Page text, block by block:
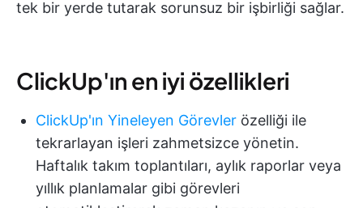
tek bir yerde tutarak sorunsuz bir işbirliği sağlar.
ClickUp'ın en iyi özellikleri
ClickUp'ın Yineleyen Görevler özelliği ile
tekrarlayan işleri zahmetsizce yönetin.
Haftalık takım toplantıları, aylık raporlar veya
yıllık planlamalar gibi görevleri